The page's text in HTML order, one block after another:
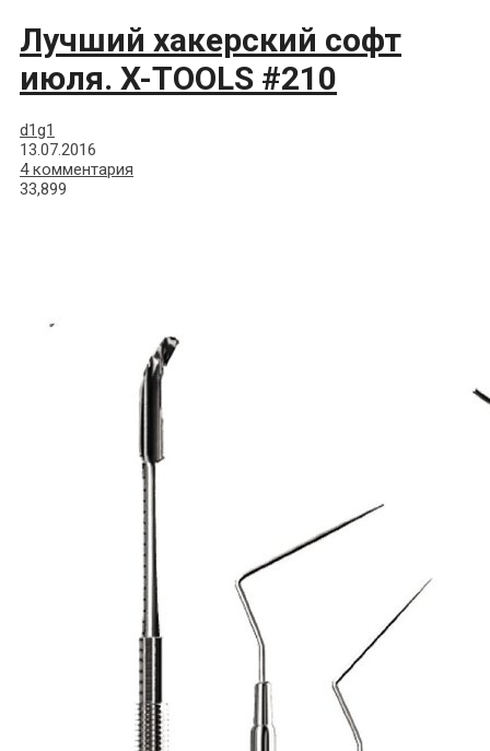
Лучший хакерский софт
июля. X-TOOLS #210
d1g1
13.07.2016
4 комментария
33,899